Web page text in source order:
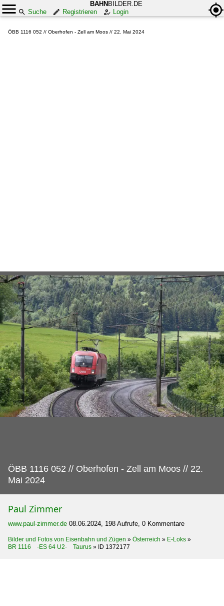
BAHN BILDER.DE
Suche
Registrieren Login
ÖBB 1116 052 // Oberhofen - Zell am Moos // 22. Mai 2024
ÖBB 1116 052 // Oberhofen - Zell am Moos // 22.
Mai 2024
Paul Zimmer
www.paul-zimmer.de 08.06.2024, 198 Aufrufe, 0 Kommentare
Bilder und Fotos von Eisenbahn und Zügen » Österreich » E-Loks »
BR 1116 ·ES 64 U2· Taurus » ID 1372177